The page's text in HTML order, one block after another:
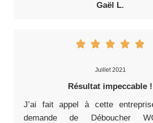
Gaël L.
Juillet 2021
Résultat impeccable !
J’ai fait appel à cette
demande de Déboucher